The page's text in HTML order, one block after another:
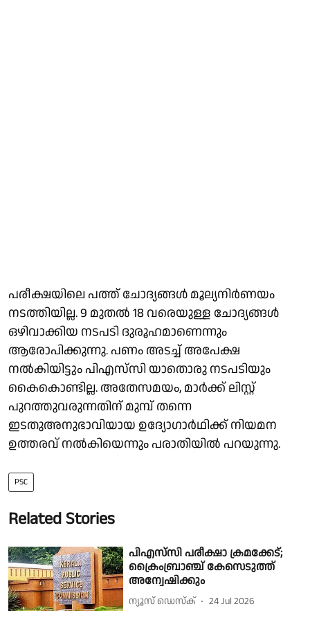
പരീക്ഷയിലെ പത്ത് ചോദ്യങ്ങൾ മൂല്യനിർണയം
നടത്തിയില്ല. 9 മുതൽ 18 വരെയുള്ള ചോദ്യങ്ങൾ
ഒഴിവാക്കിയ നടപടി ദുരൂഹമാണെന്നും
ആരോപിക്കുന്നു. പണം അടച്ച് അപേക്ഷ
നൽകിയിട്ടും പിഎസ്‌സി യാതൊരു നടപടിയും
കൈകൊണ്ടില്ല. അതേസമയം, മാർക്ക് ലിസ്റ്റ്
പുറത്തുവരുന്നതിന് മുമ്പ് തന്നെ
ഇടതുഅനുഭാവിയായ ഉദ്യോഗാർഥിക്ക് നിയമന
ഉത്തരവ് നൽകിയെന്നും പരാതിയിൽ പറയുന്നു.
PSC
Related Stories
പിഎസ്‌സി പരീക്ഷാ ക്രമക്കേട്;
ക്രൈംബ്രാഞ്ച് കേസെടുത്ത്
അന്വേഷിക്കും
ന്യൂസ് ഡെസ്ക് 24 Jul 2026